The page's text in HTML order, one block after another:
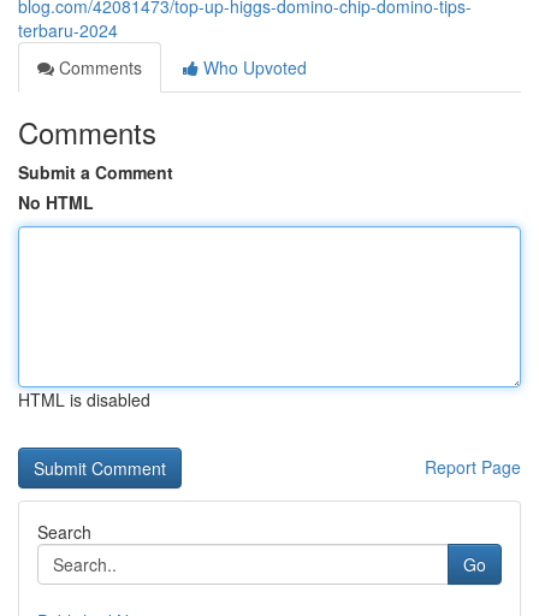
blog.com/42081473/top-up-higgs-domino-chip-domino-tips-
terbaru-2024
Comments
Who Upvoted
Comments
Submit a Comment
No HTML
HTML is disabled
Report Page
Search
Go